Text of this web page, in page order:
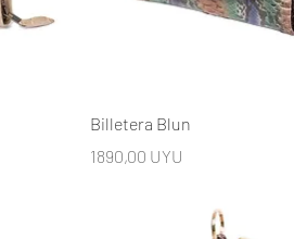
Vista rápida
Billetera Blun
Precio
1890,00 UYU